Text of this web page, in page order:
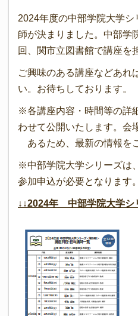
2024年度の中部学院大学
師が決まりました。中部学
回、関市立図書館で講座を
ご興味のある講座などあれ
い。お待ちしております。
※各講座内容・時間等の詳
わせて公開いたします。会
あるため、最新の情報を
※中部学院大学シリーズは
参加申込が必要となります。
↓↓2024年 中部学院大学シ